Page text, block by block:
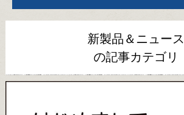
新製品＆ニュース
の記事カテゴリ